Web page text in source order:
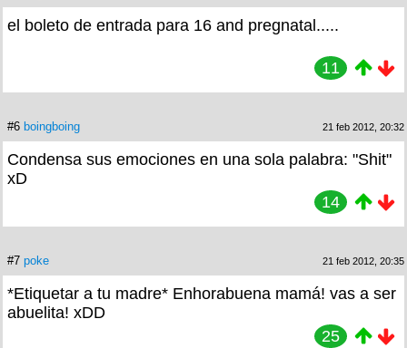
el boleto de entrada para 16 and pregnatal.....
11
#6 boingboing 21 feb 2012, 20:32
Condensa sus emociones en una sola palabra: "Shit"
xD
14
#7 poke 21 feb 2012, 20:35
*Etiquetar a tu madre* Enhorabuena mamá! vas a ser
abuelita! xDD
25